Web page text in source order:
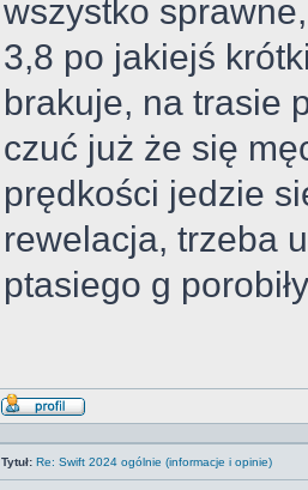
wszystko
3,8 po jakiejś
brakuje, na trasie
czuć już że się
prędkości jedzie
rewelacja, trzeba
ptasiego g
Wyświetl
Tytuł: Re: Swift 2024 ogólnie (informacje i opinie)